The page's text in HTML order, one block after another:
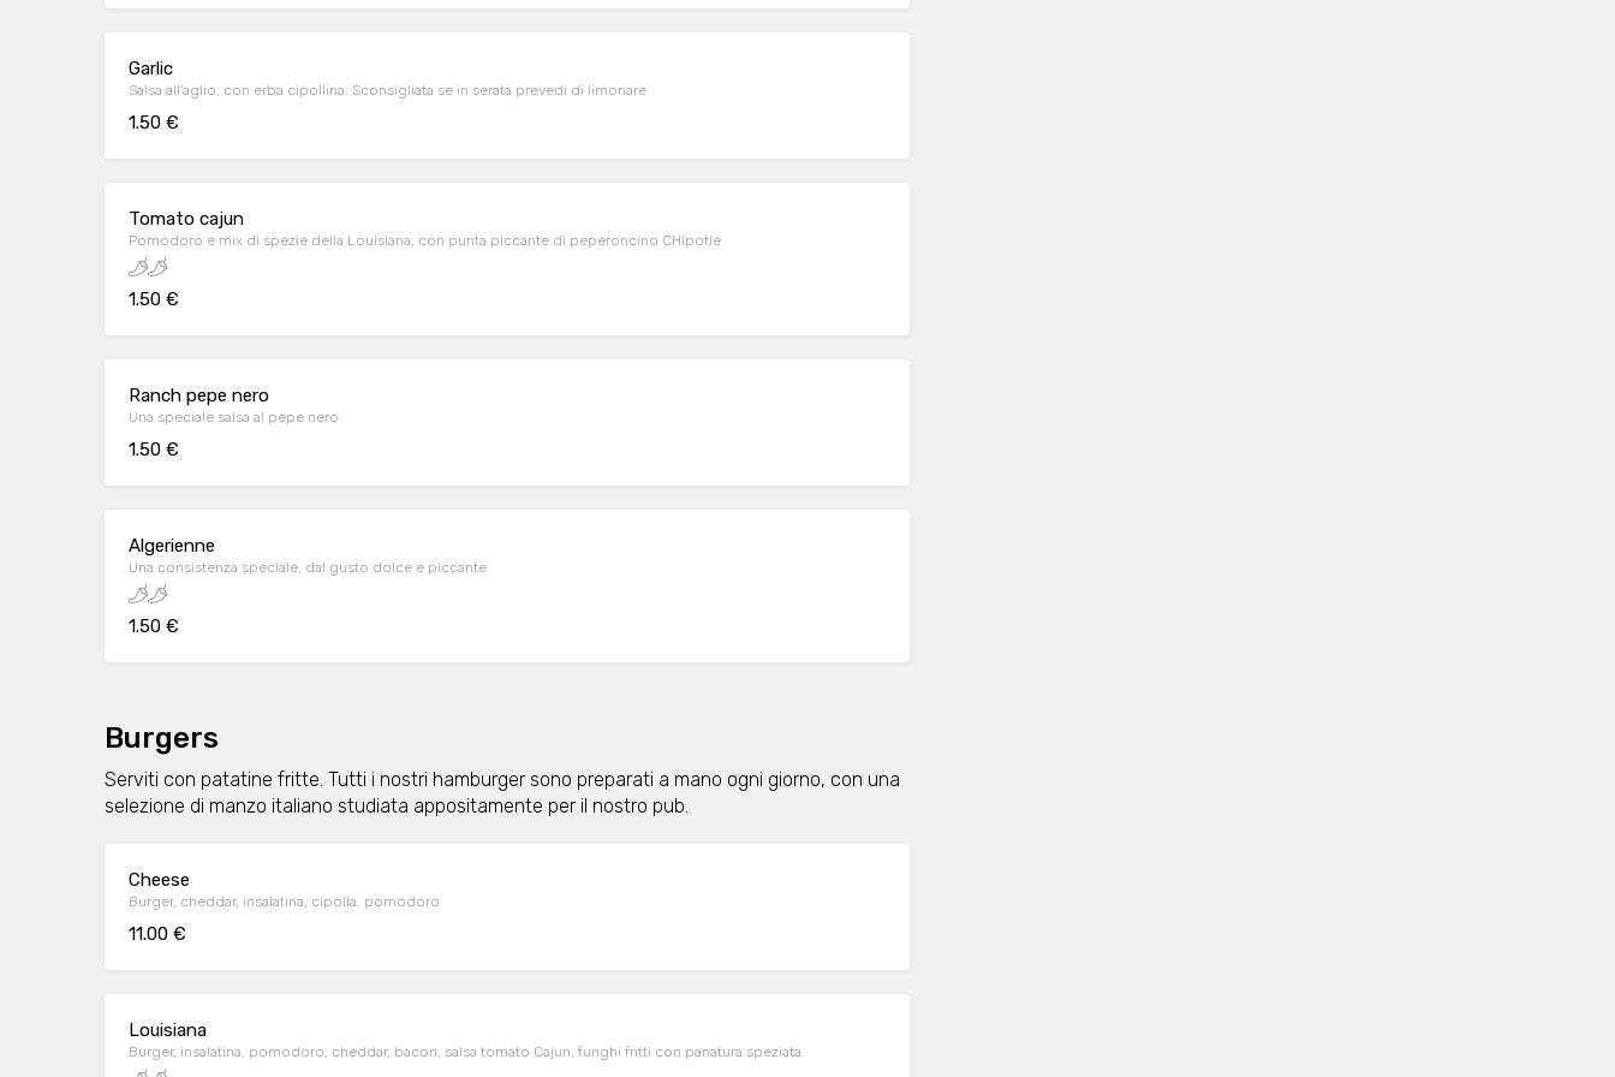
Garlic
Salsa all'aglio, con erba cipollina. Sconsigliata se in serata prevedi di limonare
1.50 €
Tomato cajun
Pomodoro e mix di spezie della Louisiana, con punta piccante di peperoncino CHipotle
1.50 €
Ranch pepe nero
Una speciale salsa al pepe nero
1.50 €
Algerienne
Una consistenza speciale, dal gusto dolce e piccante
1.50 €
Burgers
Serviti con patatine fritte. Tutti i nostri hamburger sono preparati a mano ogni giorno, con una
selezione di manzo italiano studiata appositamente per il nostro pub.
Cheese
Burger, cheddar, insalatina, cipolla, pomodoro
11.00 €
Louisiana
Burger, insalatina, pomodoro, cheddar, bacon, salsa tomato Cajun, funghi fritti con panatura speziata